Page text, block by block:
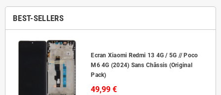
BEST-SELLERS
Ecran Xiaomi Redmi 13 4G / 5G // Poco
M6 4G (2024) Sans Châssis (Original
Pack)
49,99 €